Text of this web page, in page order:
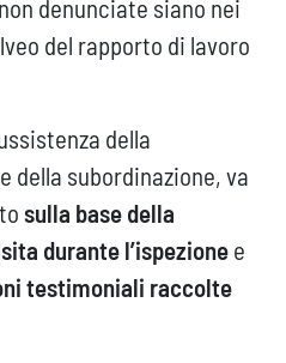
denunciate siano nei
del rapporto di lavoro
della
della subordinazione, va
sulla base della
durante l’ispezione e
testimoniali raccolte